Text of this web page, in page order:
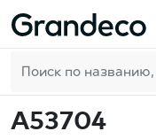
Домой GrandecoLife
A53704